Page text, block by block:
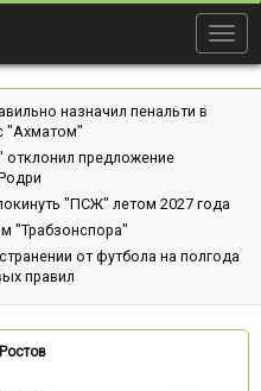
назначил пенальти в
"Ахматом"
отклонил предложение
"ПСЖ" летом 2027 года
"Трабзонспора"
от футбола на полгода
правил
Ростов